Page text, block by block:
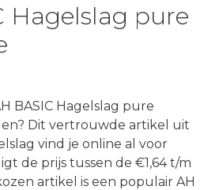
Hagelslag pure
BASIC Hagelslag pure
Dit vertrouwde artikel uit
vind je online al voor
de prijs tussen de €1,64 t/m
artikel is een populair AH